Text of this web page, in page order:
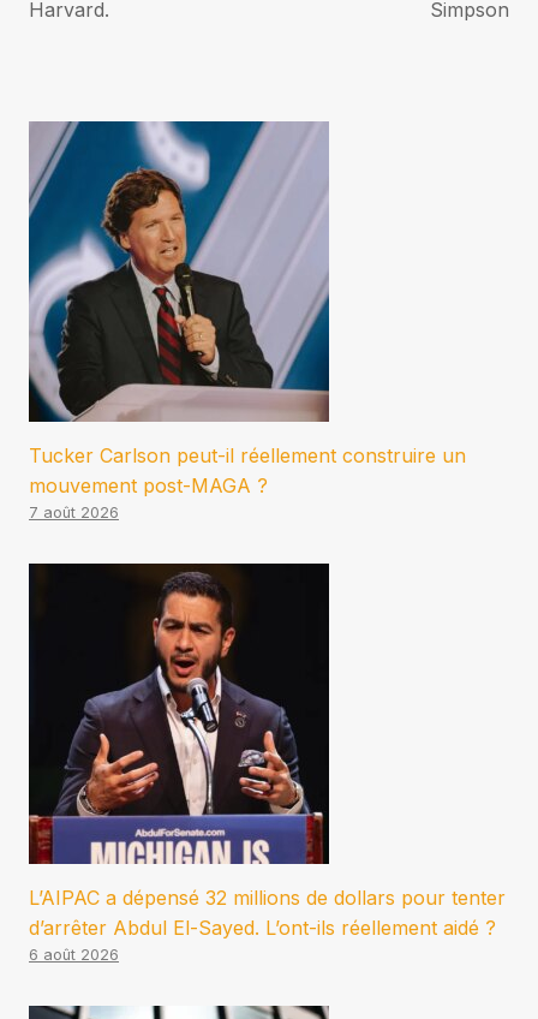
Harvard. Simpson
Tucker Carlson peut-il réellement construire un
mouvement post-MAGA ?
7 août 2026
L’AIPAC a dépensé 32 millions de dollars pour tenter
d’arrêter Abdul El-Sayed. L’ont-ils réellement aidé ?
6 août 2026